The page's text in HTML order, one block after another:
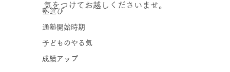
塾選び
通塾開始時期
子どものやる気
成績アップ
気をつけてお越しくださいませ。